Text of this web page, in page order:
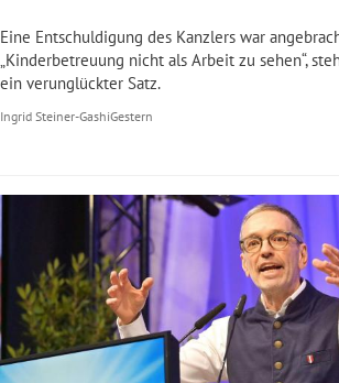
Eine Entschuldigung des Kanzlers war
„Kinderbetreuung nicht als Arbeit zu sehen“,
ein verunglückter Satz.
Ingrid Steiner-GashiGestern